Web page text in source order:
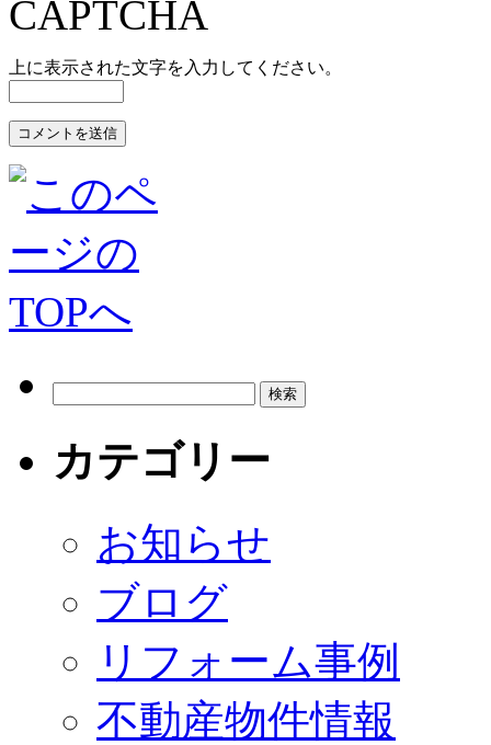
上に表示された文字を入力してください。
カテゴリー
お知らせ
ブログ
リフォーム事例
不動産物件情報